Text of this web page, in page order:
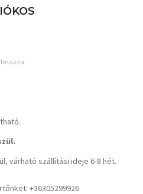
várható szállítási ideje 6-8 hét.
+36305299926